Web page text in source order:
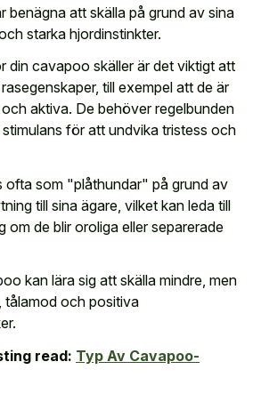
benägna att skälla på grund av sina
starka hjordinstinkter.
din cavapoo skäller är det viktigt att
till exempel att de är
aktiva. De behöver regelbunden
för att undvika tristess och
ofta som "plåthundar" på grund av
till sina ägare, vilket kan leda till
om de blir oroliga eller separerade
kan lära sig att skälla mindre, men
tålamod och positiva
read: Typ Av Cavapoo-